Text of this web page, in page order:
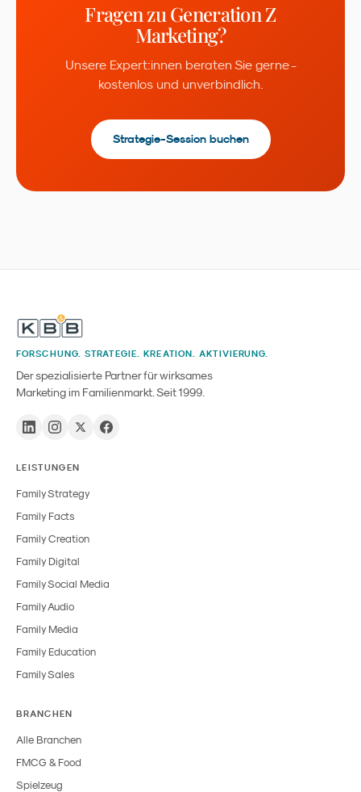
Fragen zu Generation Z
Marketing?
Unsere Expert:innen beraten Sie gerne -
kostenlos und unverbindlich.
Strategie-Session buchen
FORSCHUNG. STRATEGIE. KREATION. AKTIVIERUNG.
Der spezialisierte Partner für wirksames
Marketing im Familienmarkt. Seit 1999.
LEISTUNGEN
Family Strategy
Family Facts
Family Creation
Family Digital
Family Social Media
Family Audio
Family Media
Family Education
Family Sales
BRANCHEN
Alle Branchen
FMCG & Food
Spielzeug